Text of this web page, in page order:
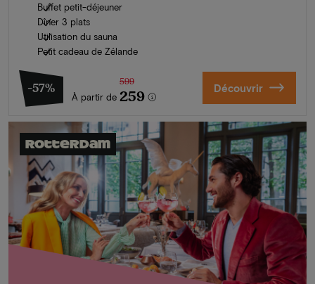
Buffet petit-déjeuner
Dîner 3 plats
Utilisation du sauna
Petit cadeau de Zélande
-57%
À partir de
599
259 Découvrir
Rotterdam